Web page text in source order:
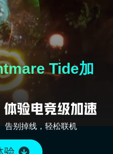
Tide加
告别掉线，轻松联机